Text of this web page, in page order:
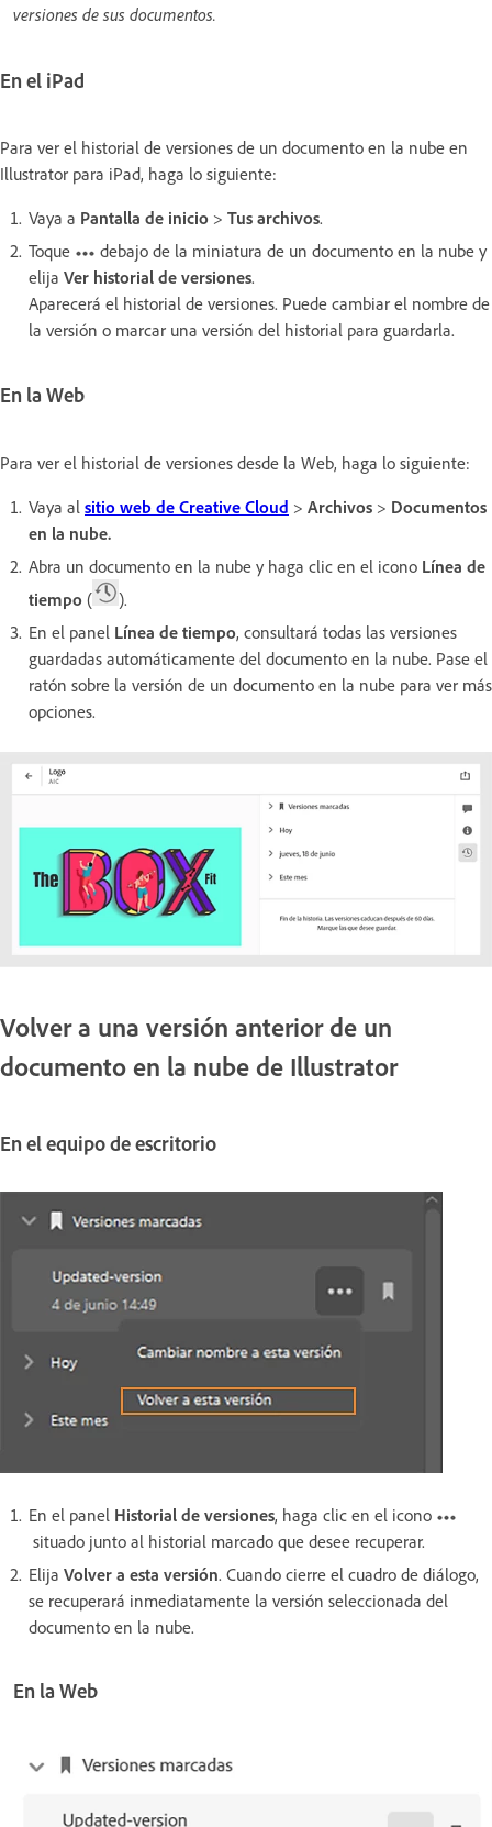
versiones de sus documentos.
En el iPad
Para ver el historial de versiones de un documento en la nube en
Illustrator para iPad, haga lo siguiente:
Vaya a Pantalla de inicio > Tus archivos.
Toque
debajo de la miniatura de un documento en la nube y
elija Ver historial de versiones.
Aparecerá el historial de versiones. Puede cambiar el nombre de
la versión o marcar una versión del historial para guardarla.
En la Web
Para ver el historial de versiones desde la Web, haga lo siguiente:
Vaya al sitio web de Creative Cloud > Archivos > Documentos
en la nube.
Abra un documento en la nube y haga clic en el icono Línea de
tiempo (
).
En el panel Línea de tiempo, consultará todas las versiones
guardadas automáticamente del documento en la nube. Pase el
ratón sobre la versión de un documento en la nube para ver más
opciones.
Volver a una versión anterior de un
documento en la nube de Illustrator
En la Web
En el equipo de escritorio
En el panel Historial de versiones, haga clic en el icono
situado junto al historial marcado que desee recuperar.
Elija Volver a esta versión. Cuando cierre el cuadro de diálogo,
se recuperará inmediatamente la versión seleccionada del
documento en la nube.